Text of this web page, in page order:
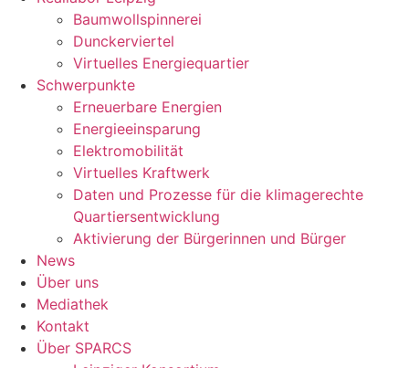
Baumwollspinnerei
Dunckerviertel
Virtuelles Energiequartier
Schwerpunkte
Erneuerbare Energien
Energieeinsparung
Elektromobilität
Virtuelles Kraftwerk
Daten und Prozesse für die klimagerechte
Quartiersentwicklung
Aktivierung der Bürgerinnen und Bürger
News
Über uns
Mediathek
Kontakt
Über SPARCS